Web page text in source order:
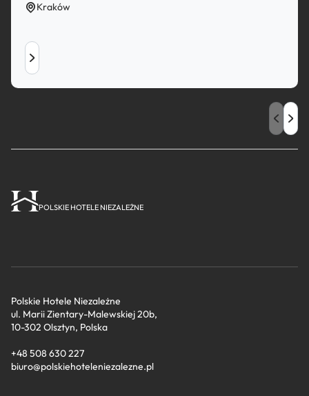
Kraków
POLSKIE HOTELE NIEZALEŻNE
Polskie Hotele Niezależne
ul. Marii Zientary-Malewskiej 20b,
10-302 Olsztyn, Polska
+48 508 630 227
biuro@polskiehoteleniezalezne.pl